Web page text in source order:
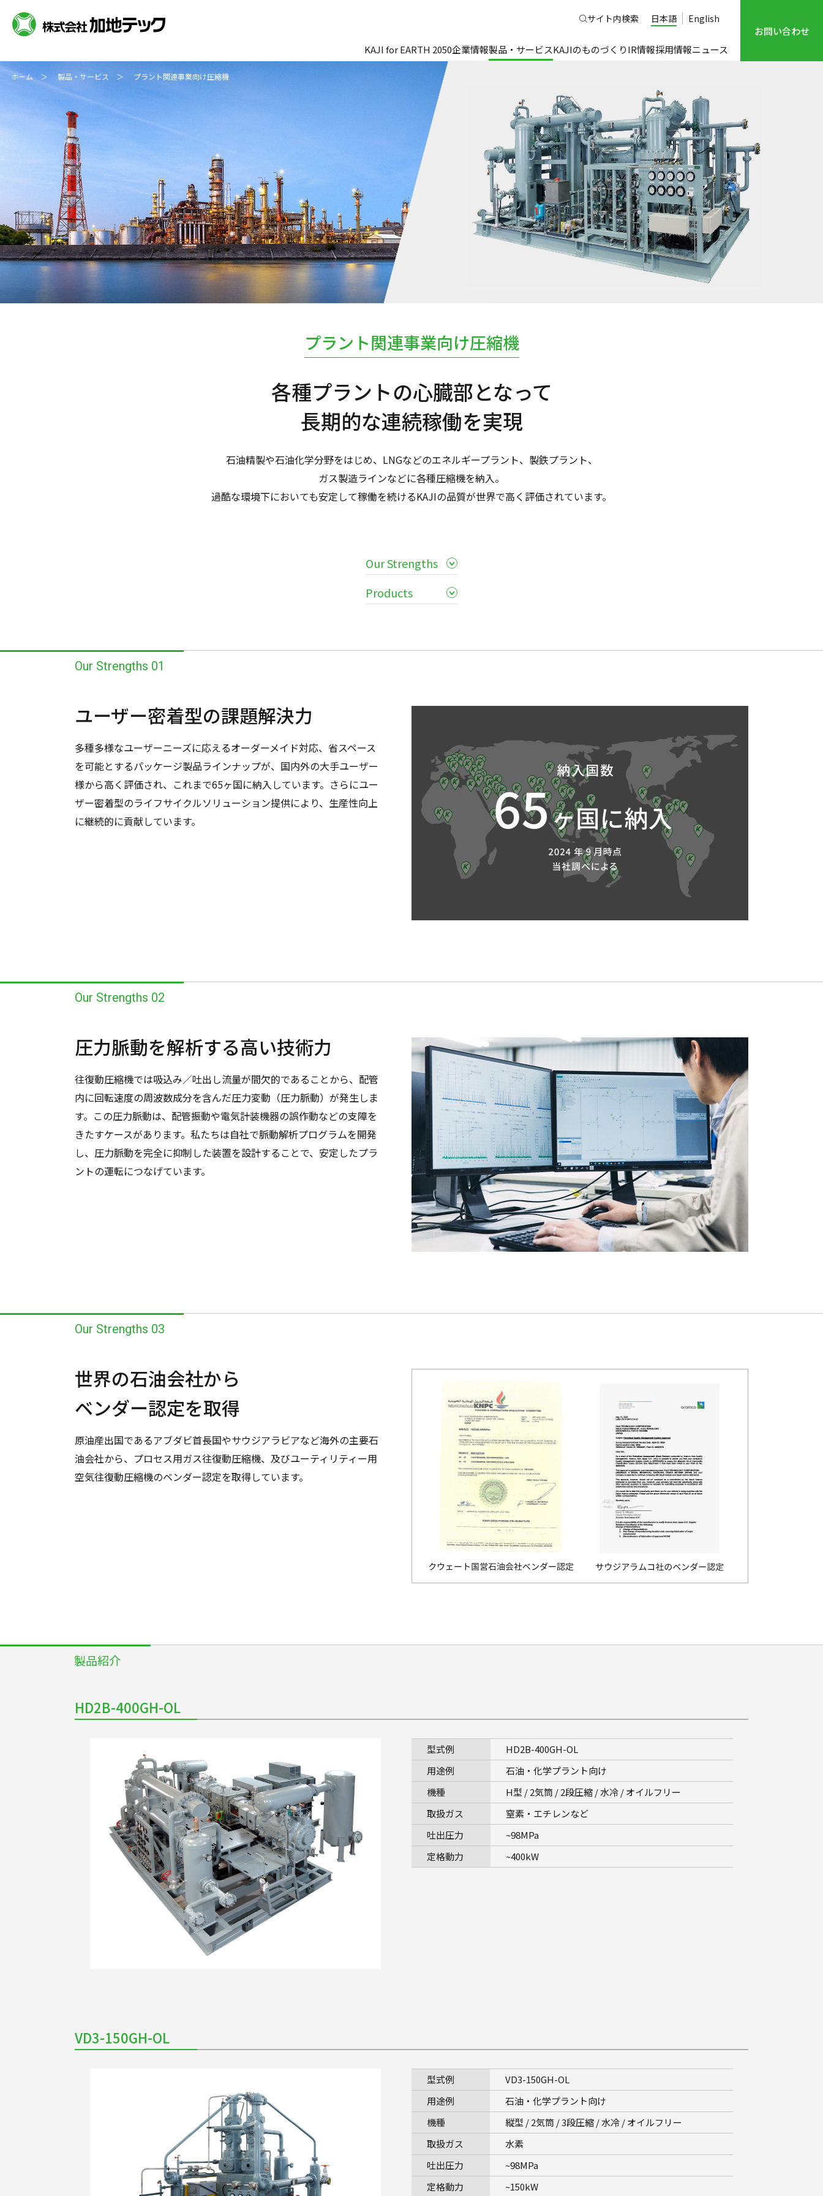
サイト内検索 日本語 English
KAJI for EARTH 2050企業情報製品・サービスKAJIのものづくりIR情報採用情報ニュース
お問い合わせ
ホーム 製品・サービス プラント関連事業向け圧縮機
プラント関連事業向け圧縮機
各種プラントの心臓部となって
長期的な連続稼働を実現
石油精製や石油化学分野をはじめ、LNGなどのエネルギープラント、製鉄プラント、
ガス製造ラインなどに各種圧縮機を納入。
過酷な環境下においても安定して稼働を続けるKAJIの品質が世界で高く評価されています。
Our Strengths
Products
Our Strengths 01
ユーザー密着型の課題解決力
多種多様なユーザーニーズに応えるオーダーメイド対応、省スペース
を可能とするパッケージ製品ラインナップが、国内外の大手ユーザー
様から高く評価され、これまで65ヶ国に納入しています。さらにユー
ザー密着型のライフサイクルソリューション提供により、生産性向上
に継続的に貢献しています。
Our Strengths 02
圧力脈動を解析する高い技術力
往復動圧縮機では吸込み／吐出し流量が間欠的であることから、配管
内に回転速度の周波数成分を含んだ圧力変動（圧力脈動）が発生しま
す。この圧力脈動は、配管振動や電気計装機器の誤作動などの支障を
きたすケースがあります。私たちは自社で脈動解析プログラムを開発
し、圧力脈動を完全に抑制した装置を設計することで、安定したプラ
ントの運転につなげています。
Our Strengths 03
世界の石油会社から
ベンダー認定を取得
原油産出国であるアブダビ首長国やサウジアラビアなど海外の主要石
油会社から、プロセス用ガス往復動圧縮機、及びユーティリティー用
空気往復動圧縮機のベンダー認定を取得しています。
製品紹介
HD2B-400GH-OL
型式例
HD2B-400GH-OL
用途例
石油・化学プラント向け
機種
H型 / 2気筒 / 2段圧縮 / 水冷 / オイルフリー
取扱ガス
窒素・エチレンなど
吐出圧力
~98MPa
定格動力
~400kW
VD3-150GH-OL
型式例
VD3-150GH-OL
用途例
石油・化学プラント向け
機種
縦型 / 2気筒 / 3段圧縮 / 水冷 / オイルフリー
取扱ガス
水素
吐出圧力
~98MPa
定格動力
~150kW